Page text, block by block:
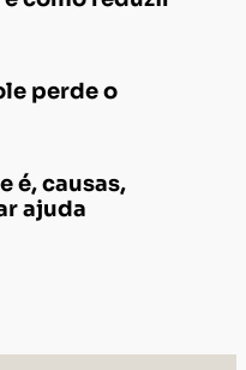
perde o
é, causas,
ajuda